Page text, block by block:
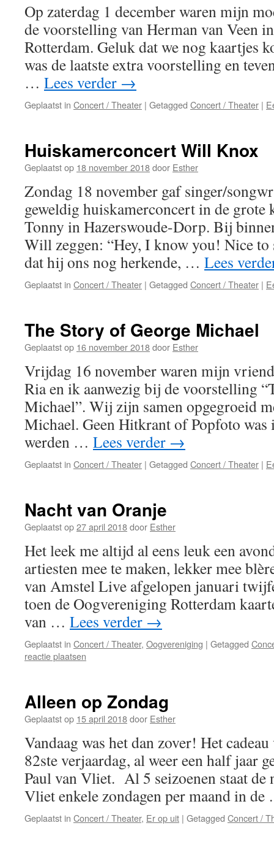
Op zaterdag 1 december waren mijn
de voorstelling van Herman van Veen
Rotterdam. Geluk dat we nog kaartjes
was de laatste extra voorstelling en
… Lees verder →
Geplaatst in Concert / Theater | Getagged Concert / Theater |
Huiskamerconcert Will Knox
Geplaatst op 18 november 2018door Esther
Zondag 18 november gaf singer/
geweldig huiskamerconcert in de grote
Tonny in Hazerswoude-Dorp. Bij
Will zeggen: “Hey, I know you! Nice to
dat hij ons nog herkende, … Lees
Geplaatst in Concert / Theater | Getagged Concert / Theater |
The Story of George Michael
Geplaatst op 16 november 2018door Esther
Vrijdag 16 november waren mijn
Ria en ik aanwezig bij de voorstelling
Michael”. Wij zijn samen opgegroeid
Michael. Geen Hitkrant of Popfoto
werden … Lees verder →
Geplaatst in Concert / Theater | Getagged Concert / Theater |
Nacht van Oranje
Geplaatst op27 april 2018door Esther
Het leek me altijd al eens leuk een
artiesten mee te maken, lekker mee
van Amstel Live afgelopen januari
toen de Oogvereniging Rotterdam
van … Lees verder →
Geplaatst in Concert / Theater, Oogvereniging | Getagged
reactie plaatsen
Alleen op Zondag
Geplaatst op 15 april 2018door Esther
Vandaag was het dan zover! Het
82ste verjaardag, al weer een half jaar
Paul van Vliet. Al 5 seizoenen staat de
Vliet enkele zondagen per maand in
Geplaatst in Concert / Theater, Er op uit | Getagged Concert /